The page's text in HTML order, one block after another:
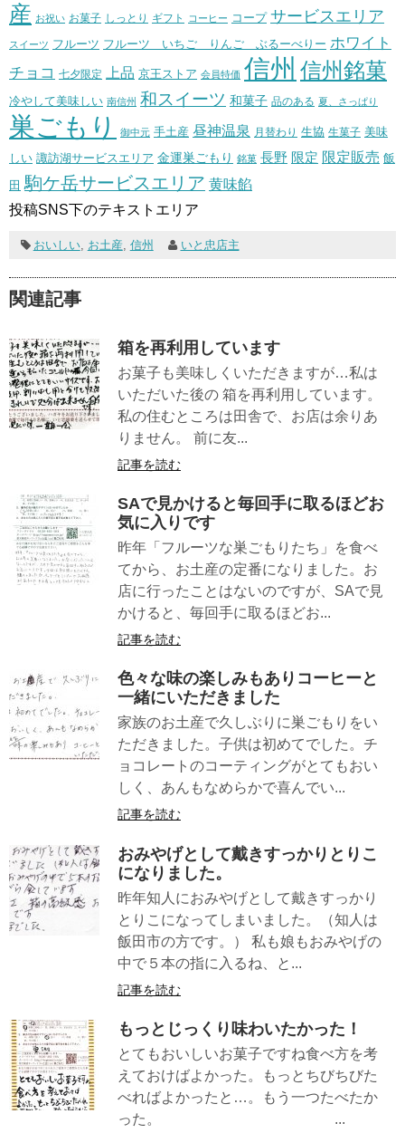
産 お祝い お菓子 しっとり ギフト コーヒー コープ サービスエリア
スイーツ フルーツ フルーツ いちご りんご ぶるーべりー ホワイト
チョコ 七夕限定 上品 京王ストア 会員特価 信州 信州銘菓
冷やして美味しい 南信州 和スイーツ 和菓子 品のある 夏、さっぱり
巣ごもり 御中元 手土産 昼神温泉 月替わり 生協 生菓子 美味
しい 諏訪湖サービスエリア 金運巣ごもり 銘菓 長野 限定 限定販売 飯
田 駒ケ岳サービスエリア 黄味餡
投稿SNS下のテキストエリア
おいしい, お土産 信州 いと忠店主
関連記事
箱を再利用しています
お菓子も美味しくいただきますが…私は
いただいた後の 箱を再利用しています。
私の住むところは田舎で、お店は余りあ
りません。 前に友...
記事を読む
SAで見かけると毎回手に取るほどお
気に入りです
昨年「フルーツな巣ごもりたち」を食べ
てから、お土産の定番になりました。お
店に行ったことはないのですが、SAで見
かけると、毎回手に取るほどお...
記事を読む
色々な味の楽しみもありコーヒーと
一緒にいただきました
家族のお土産で久しぶりに巣ごもりをい
ただきました。子供は初めてでした。チ
ョコレートのコーティングがとてもおい
しく、あんもなめらかで喜んでい...
記事を読む
おみやげとして戴きすっかりとりこ
になりました。
昨年知人におみやげとして戴きすっかり
とりこになってしまいました。（知人は
飯田市の方です。） 私も娘もおみやげの
中で５本の指に入るね、と...
記事を読む
もっとじっくり味わいたかった！
とてもおいしいお菓子ですね食べ方を考
えておけばよかった。もっとちびちびた
べればよかったと…。もう一つたべたか
った。 ...